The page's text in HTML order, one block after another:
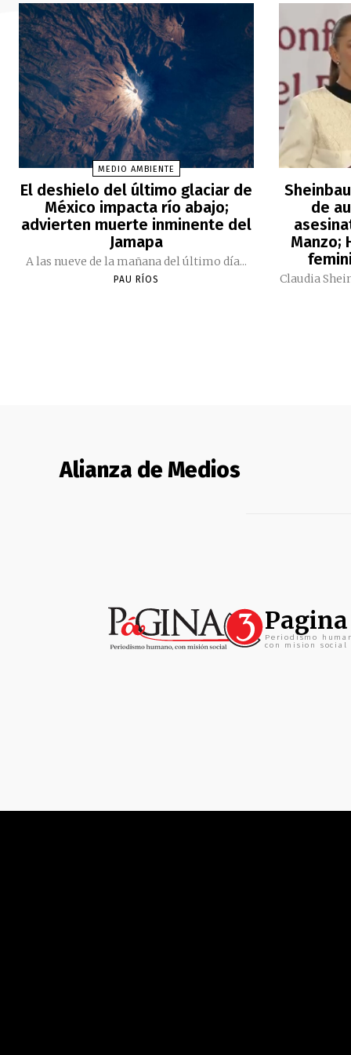
MEDIO AMBIENTE
El deshielo del último glaciar de
México impacta río abajo;
advierten muerte inminente del
Jamapa
A las nueve de la mañana del último día...
PAU RÍOS
de
Manzo;
Claudia
Alianza de Medios
Periodismo
con mision social